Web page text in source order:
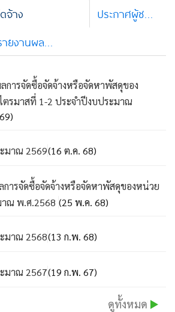
จ้าง
ประกาศผู้ชนะการจัดซื้อจัดจ้าง/ผู้ได้รับการคัดเลือก
รายงานผลการจัดซื้อจัดจ้างประจำไตรมาส
การจัดซื้อจัดจ้างหรือจัดหาพัสดุของ
ตรมาสที่ 1-2 ประจำปีงบประมาณ
มาณ 2569(16 ต.ค. 68)
การจัดซื้อจัดจ้างหรือจัดหาพัสดุของหน่วย
าณ พ.ศ.2568 (25 พ.ค. 68)
มาณ 2568(13 ก.พ. 68)
มาณ 2567(19 ก.พ. 67)
ดูทั้งหมด